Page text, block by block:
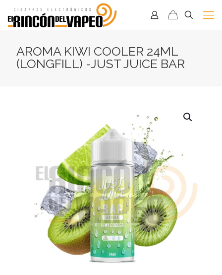
AROMA KIWI COOLER 24ML
(LONGFILL) -JUST JUICE BAR